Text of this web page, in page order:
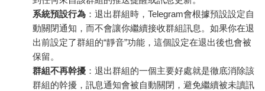
系統預設行為 ：退出群組時，Telegram會根據預設設定自
動關閉通知，而不會讓你繼續接收群組訊息。如果你在退
出前設定了群組的“靜音”功能，這個設定在退出後也會被
保留。
群組不再幹擾 ：退出群組的一個主要好處就是徹底消除該
群組的幹擾，訊息通知會被自動關閉，避免繼續被未讀訊